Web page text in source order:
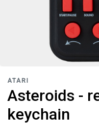
ATARI
Asteroids -
keychain